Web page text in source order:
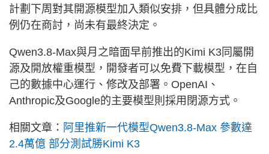
計劃下周對其開源模型加入類似安排，但具體分成比
例仍在商討，尚未有最終決定。
Qwen3.8-Max與月之暗面早前推出的Kimi K3同屬開
源及開放權重模型，開發者可以免費下載模型，在自
己的數據中心運行、修改及部署。OpenAI、
Anthropic及Google的主要模型則採用閉源方式。
相關文章： 阿里推新一代模型Qwen3.8-Max 參數達
2.4萬億 部分測試勝Kimi K3